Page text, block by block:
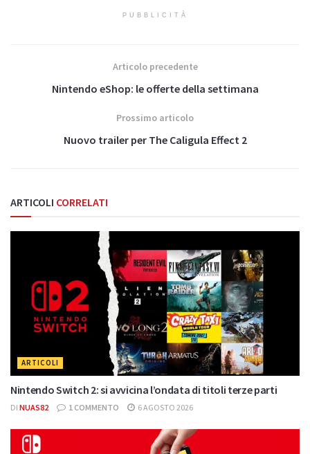
PUBBLICITÀ
Articolo precedente
Nintendo eShop: le offerte della settimana
Prossimo articolo
Nuovo trailer per The Caligula Effect 2
ARTICOLI CORRELATI
ARTICOLI
Nintendo Switch 2: si avvicina l’ondata di titoli terze parti
DI NUAS82 1 COMMENTO 6 AGOSTO 2026